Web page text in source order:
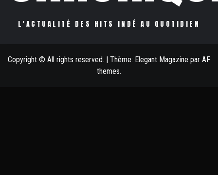
L'ACTUALITÉ DES HITS INDÉ AU QUOTIDIEN
Copyright © All rights reserved. Thème: Elegant Magazine par AF
themes.